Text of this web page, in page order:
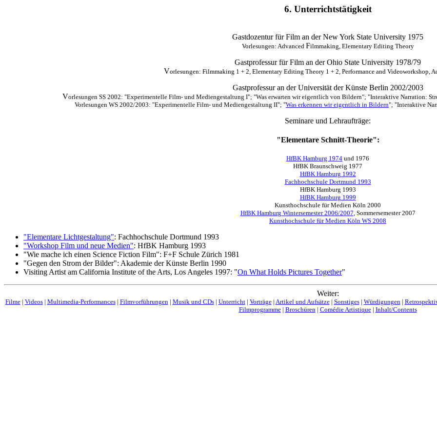
6. Unterrichtstätigkeit
Gastdozentur für Film an der New York State University 1975
Vorlesungen: Advanced Filmmaking, Elementary Editing Theory
Gastprofessur für Film an der Ohio State University 1978/79
Vorlesungen: Filmmaking 1 + 2, Elementary Editing Theory 1 + 2, Performance and Videoworkshop,
Gastprofessur an der Universität der Künste Berlin 2002/2003
Vorlesungen SS 2002: "Experimentelle Film- und Mediengestaltung I"; "Was erwarten wir eigentlich von Bildern"; "Interaktive Narration:
Vorlesungen WS 2002/2003: "Experimentelle Film- und Mediengestaltung II"; "Was erkennen wir eigentlich in Bildern"; "Interaktive
Seminare und Lehraufträge:
"Elementare Schnitt-Theorie":
HfBK Hamburg 1974 und 1976
HfBK Braunschweig 1977
HfBK Hamburg 1992
Fachhochschule Dortmund 1993
HfBK Hamburg 1993
HfBK Hamburg 1999
Kunsthochschule für Medien Köln 2000
HfBK Hamburg Wintersemester 2006/2007, Sommersemester 2007
Kunsthochschule für Medien Köln WS 2008
"Elementare Lichtgestaltung": Fachhochschule Dortmund 1993
"Workshop Film und neue Medien": HfBK Hamburg 1993
"Wie mache ich einen Science Fiction Film": F+F Schule Zürich 1981
"Gegen den Strom der Bilder": Akademie der Künste Berlin 1990
Visiting Artist am California Institute of the Arts, Los Angeles 1997: "On What Holds Pictures Together"
Weiter:
Filme| Videos| Multimedia-Performances| Filmvorführungen| Musik und CDs| Unterricht| Vorträge| Artikel und Aufsätze| Sonstiges| Würdigungen|
Filmprogramme| Broschüren| Comédie Artistique| Inhalt/Contents